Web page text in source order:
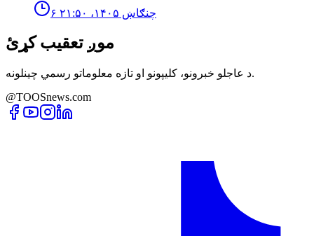
۶ چنګاښ ۱۴۰۵، ۲۱:۵۰
موږ تعقیب کړئ
د عاجلو خبرونو، کلیپونو او تازه معلوماتو رسمي چینلونه.
@TOOSnews.com